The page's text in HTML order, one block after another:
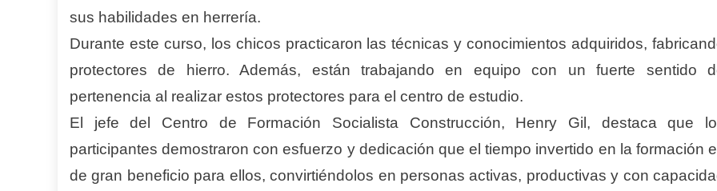
sus habilidades en herrería.
Durante este curso, los chicos practicaron las técnicas y conocimientos adquiridos,
protectores de hierro. Además, están trabajando en equipo con un fuerte sentido
pertenencia al realizar estos protectores para el centro de estudio.
El jefe del Centro de Formación Socialista Construcción, Henry Gil, destaca que
participantes demostraron con esfuerzo y dedicación que el tiempo invertido en la formación
de gran beneficio para ellos, convirtiéndolos en personas activas, productivas y con